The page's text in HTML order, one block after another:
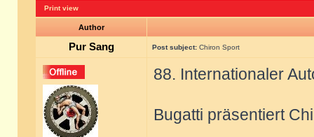
Print view
Author
Pur Sang Post subject: Chiron Sport
88. Internationaler
Bugatti präsentiert